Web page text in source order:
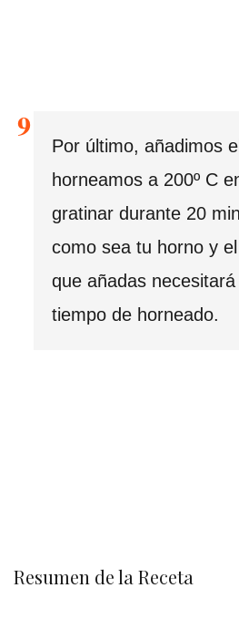
Por último, añadimos
horneamos a 200º C
gratinar durante 20
como sea tu horno y
que añadas
tiempo de horneado.
Resumen de la Receta